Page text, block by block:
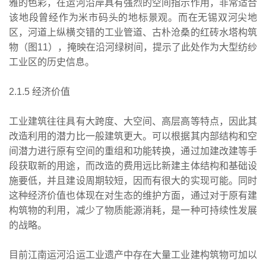
雅的色彩，在运河沿岸具有强烈的空间指示作用，非常适合
该地段曾经作为米市码头的地标景观。而在无锡双河尖地
区，河道上纵横交错的工业管道、古朴沧桑的红砖水塔构筑
物（图11），掩映在沿河绿树间，提示了此处作为大型纺纱
工业区的历史信息。
2.1.5 经济价值
工业建筑往往具有大跨度、大空间、高层高等特点，因此其
改造利用的潜力比一般建筑更大。可以根据其内部结构和空
间潜力进行原有空间的重组和功能转换，通过加建改建等手
段获取新的用途，而改造的费用远比新建主体结构和基础设
施要低，并且建设周期较短，因而有很大的实现可能。同时
这种经济价值也体现在对生态的维护方面，通过对于原有建
构筑物的利用，减少了物质能源消耗，是一种可持续性发展
的战略。
目前江南运河沿运工业遗产中存在大量工业建构筑物可加以